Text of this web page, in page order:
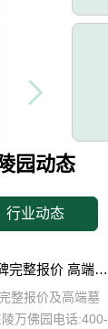
陵园动态
行业动态
清东陵万佛园景观艺术墓碑完整报价 高端墓型大额直降活动详解
整报价及高端墓
万佛园电话:400-